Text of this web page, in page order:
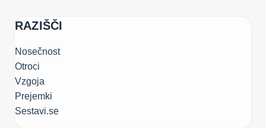
RAZIŠČI
Nosečnost
Otroci
Vzgoja
Prejemki
Sestavi.se